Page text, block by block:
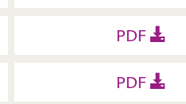
PDF
PDF